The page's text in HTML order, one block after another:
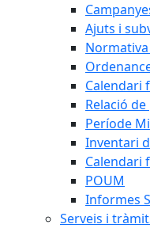
Ajuts i
Calendari
Relació
Període
Inventari
Calendari
POUM
Informes
Serveis i